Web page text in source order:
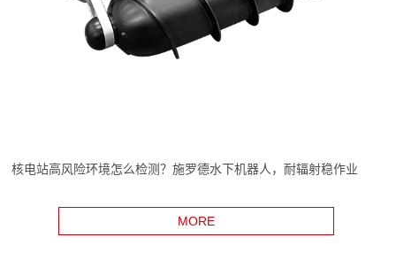
核电站高风险环境怎么检测？施罗德水下机器人，耐辐射稳作业
MORE